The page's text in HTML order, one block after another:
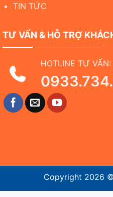
TIN TỨC
TƯ VẤN & HỖ TRỢ
HOTLINE TƯ VẤN:
Copyright 2026